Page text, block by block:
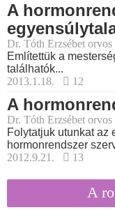
A
Dr. Tóth Erzsébet orvos
Említettük a
találhatók...
2013.1.18.
12
A
Dr. Tóth Erzsébet orvos
Folytatjuk utunkat az
hormonrendszer
2012.9.21.
13
A